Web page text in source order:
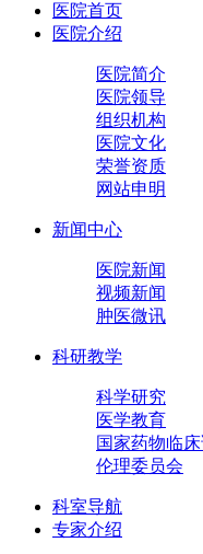
医院首页
医院介绍
医院简介
医院领导
组织机构
医院文化
荣誉资质
网站申明
新闻中心
医院新闻
视频新闻
肿医微讯
科研教学
科学研究
医学教育
国家药物临床
伦理委员会
科室导航
专家介绍